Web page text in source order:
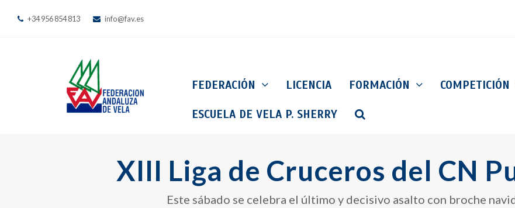
+34 956 854 813 info@fav.es
FEDERACIÓN LICENCIA FORMACIÓN COMPETICIÓN
ESCUELA DE VELA P. SHERRY
XIII Liga de Cruceros del CN
Este sábado se celebra el último y decisivo asalto con broche